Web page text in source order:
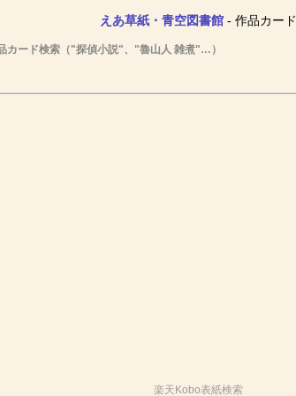
えあ草紙・青空図書館- 作品カード
カード検索（"探偵小説"、"魯山人 雑煮"…）
楽天Kobo表紙検索